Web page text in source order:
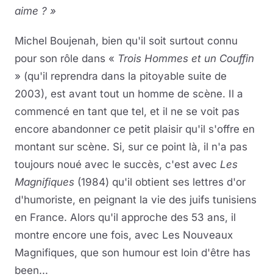
aime ? »
Michel Boujenah, bien qu'il soit surtout connu
pour son rôle dans « Trois Hommes et un Couffin
» (qu'il reprendra dans la pitoyable suite de
2003), est avant tout un homme de scène. Il a
commencé en tant que tel, et il ne se voit pas
encore abandonner ce petit plaisir qu'il s'offre en
montant sur scène. Si, sur ce point là, il n'a pas
toujours noué avec le succès, c'est avec Les
Magnifiques (1984) qu'il obtient ses lettres d'or
d'humoriste, en peignant la vie des juifs tunisiens
en France. Alors qu'il approche des 53 ans, il
montre encore une fois, avec Les Nouveaux
Magnifiques, que son humour est loin d'être has
been...